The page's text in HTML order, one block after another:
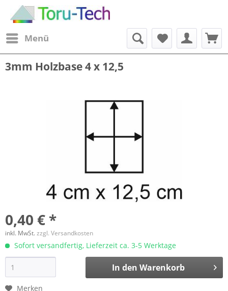
Menü
3mm Holzbase 4 x 12,5
0,40 € *
inkl. MwSt.zzgl. Versandkosten
Sofort versandfertig, Lieferzeit ca. 3-5 Werktage
In den Warenkorb
Merken